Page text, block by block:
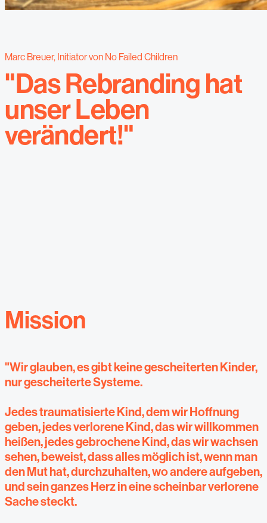
Marc Breuer, Initiator von No Failed Children
"Das Rebranding hat
unser Leben
verändert!"
Mission
"Wir glauben, es gibt keine gescheiterten Kinder,
nur gescheiterte Systeme.
Jedes traumatisierte Kind, dem wir Hoffnung
geben, jedes verlorene Kind, das wir willkommen
heißen, jedes gebrochene Kind, das wir wachsen
sehen, beweist, dass alles möglich ist, wenn man
den Mut hat, durchzuhalten, wo andere aufgeben,
und sein ganzes Herz in eine scheinbar verlorene
Sache steckt.